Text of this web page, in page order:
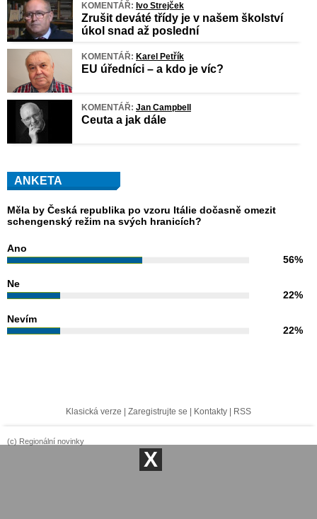
KOMENTÁŘ: Ivo Strejček
Zrušit deváté třídy je v našem školství
úkol snad až poslední
KOMENTÁŘ: Karel Petřík
EU úředníci – a kdo je víc?
KOMENTÁŘ: Jan Campbell
Ceuta a jak dále
ANKETA
Měla by Česká republika po vzoru Itálie dočasně omezit
schengenský režim na svých hranicích?
Ano
56%
Ne
22%
Nevím
22%
Klasická verze Zaregistrujte se Kontakty RSS
(c) Regionální novinky
X